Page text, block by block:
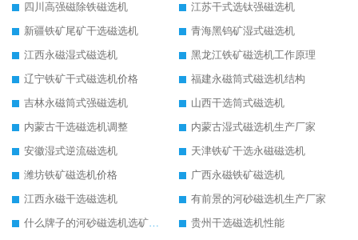
四川高强磁除铁磁选机
江苏干式选钛强磁选机
新疆铁矿尾矿干选磁选机
青海黑钨矿湿式磁选机
江西永磁湿式磁选机
黑龙江铁矿磁选机工作原理
辽宁铁矿干式磁选机价格
福建永磁筒式磁选机结构
吉林永磁筒式强磁选机
山西干选筒式磁选机
内蒙古干选磁选机调整
内蒙古湿式磁选机生产厂家
安徽湿式逆流磁选机
天津铁矿干选永磁磁选机
潍坊铁矿磁选机价格
广西永磁铁矿磁选机
江西永磁干选磁选机
有前景的河砂磁选机生产厂家
什么牌子的河砂磁选机选矿效果好
贵州干选磁选机性能